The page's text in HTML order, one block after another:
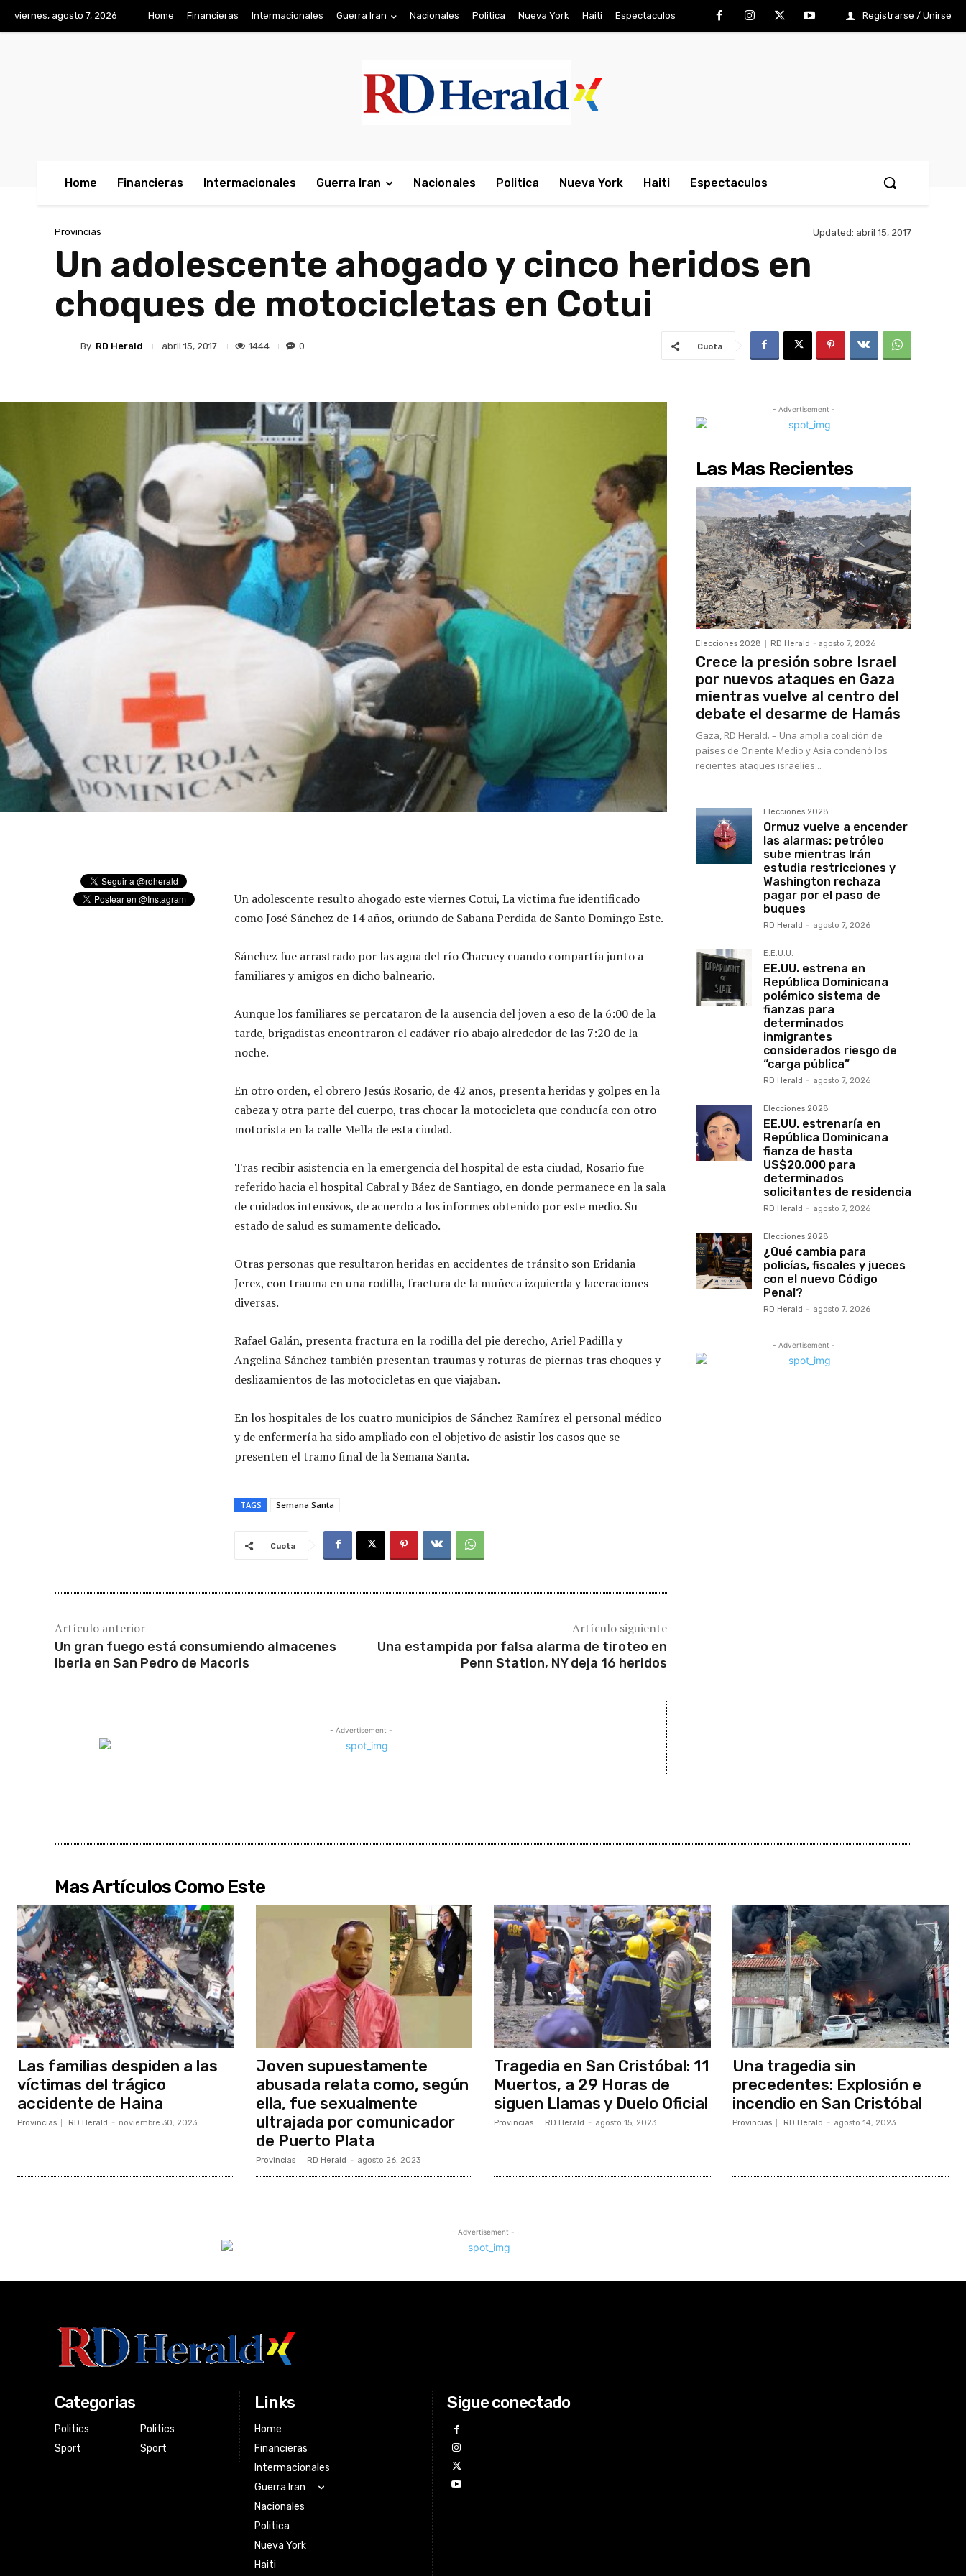
viernes, agosto 7, 2026 Home Financieras Intermacionales Guerra Iran Nacionales Politica Nueva York Haiti Espectaculos Registrarse / Unirse
Home Financieras Intermacionales Guerra Iran Nacionales Politica Nueva York Haiti Espectaculos
Provincias Updated: abril 15, 2017
Un adolescente ahogado y cinco heridos en
choques de motocicletas en Cotui
By RD Herald abril 15, 2017 1444 0 Cuota
Un adolescente resulto ahogado este viernes Cotui, La victima fue identificado
como José Sánchez de 14 años, oriundo de Sabana Perdida de Santo Domingo Este.
Sánchez fue arrastrado por las agua del río Chacuey cuando compartía junto a
familiares y amigos en dicho balneario.
Aunque los familiares se percataron de la ausencia del joven a eso de la 6:00 de la
tarde, brigadistas encontraron el cadáver río abajo alrededor de las 7:20 de la
noche.
En otro orden, el obrero Jesús Rosario, de 42 años, presenta heridas y golpes en la
cabeza y otra parte del cuerpo, tras chocar la motocicleta que conducía con otro
motorista en la calle Mella de esta ciudad.
Tras recibir asistencia en la emergencia del hospital de esta ciudad, Rosario fue
referido hacia el hospital Cabral y Báez de Santiago, en donde permanece en la sala
de cuidados intensivos, de acuerdo a los informes obtenido por este medio. Su
estado de salud es sumamente delicado.
Otras personas que resultaron heridas en accidentes de tránsito son Eridania
Jerez, con trauma en una rodilla, fractura de la muñeca izquierda y laceraciones
diversas.
Rafael Galán, presenta fractura en la rodilla del pie derecho, Ariel Padilla y
Angelina Sánchez también presentan traumas y roturas de piernas tras choques y
deslizamientos de las motocicletas en que viajaban.
En los hospitales de los cuatro municipios de Sánchez Ramírez el personal médico
y de enfermería ha sido ampliado con el objetivo de asistir los casos que se
presenten el tramo final de la Semana Santa.
TAGS Semana Santa
Cuota
Artículo anterior
Un gran fuego está consumiendo almacenes
Iberia en San Pedro de Macoris
Artículo siguiente
Una estampida por falsa alarma de tiroteo en
Penn Station, NY deja 16 heridos
- Advertisement -
- Advertisement -
Las Mas Recientes
Elecciones 2028 RD Herald - agosto 7, 2026
Crece la presión sobre Israel
por nuevos ataques en Gaza
mientras vuelve al centro del
debate el desarme de Hamás
Gaza, RD Herald. – Una amplia coalición de
países de Oriente Medio y Asia condenó los
recientes ataques israelíes...
Elecciones 2028
Ormuz vuelve a encender
las alarmas: petróleo
sube mientras Irán
estudia restricciones y
Washington rechaza
pagar por el paso de
buques
RD Herald - agosto 7, 2026
E.E.U.U.
EE.UU. estrena en
República Dominicana
polémico sistema de
fianzas para
determinados
inmigrantes
considerados riesgo de
“carga pública”
RD Herald - agosto 7, 2026
Elecciones 2028
EE.UU. estrenaría en
República Dominicana
fianza de hasta
US$20,000 para
determinados
solicitantes de residencia
RD Herald - agosto 7, 2026
Elecciones 2028
¿Qué cambia para
policías, fiscales y jueces
con el nuevo Código
Penal?
RD Herald - agosto 7, 2026
- Advertisement -
Mas Artículos Como Este
Las familias despiden a las
víctimas del trágico
accidente de Haina
Provincias RD Herald - noviembre 30, 2023
Joven supuestamente
abusada relata como, según
ella, fue sexualmente
ultrajada por comunicador
de Puerto Plata
Provincias RD Herald - agosto 26, 2023
Tragedia en San Cristóbal: 11
Muertos, a 29 Horas de
siguen Llamas y Duelo Oficial
Provincias RD Herald - agosto 15, 2023
Una tragedia sin
precedentes: Explosión e
incendio en San Cristóbal
Provincias RD Herald - agosto 14, 2023
- Advertisement -
Categorias
Politics
Sport
Politics
Sport
Links
Home
Financieras
Intermacionales
Guerra Iran
Nacionales
Politica
Nueva York
Haiti
Sigue conectado